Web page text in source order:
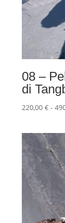
08 –
di
220,00 € -